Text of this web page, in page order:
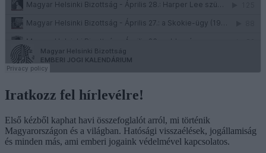
Iratkozz fel hírlevélre!
Első kézből kaphat havi összefoglalót arról, mi történik
Magyarországon és a világban. Hatósági visszaélések, jogállamiság
és minden más, ami emberi jogaink védelmével kapcsolatos.